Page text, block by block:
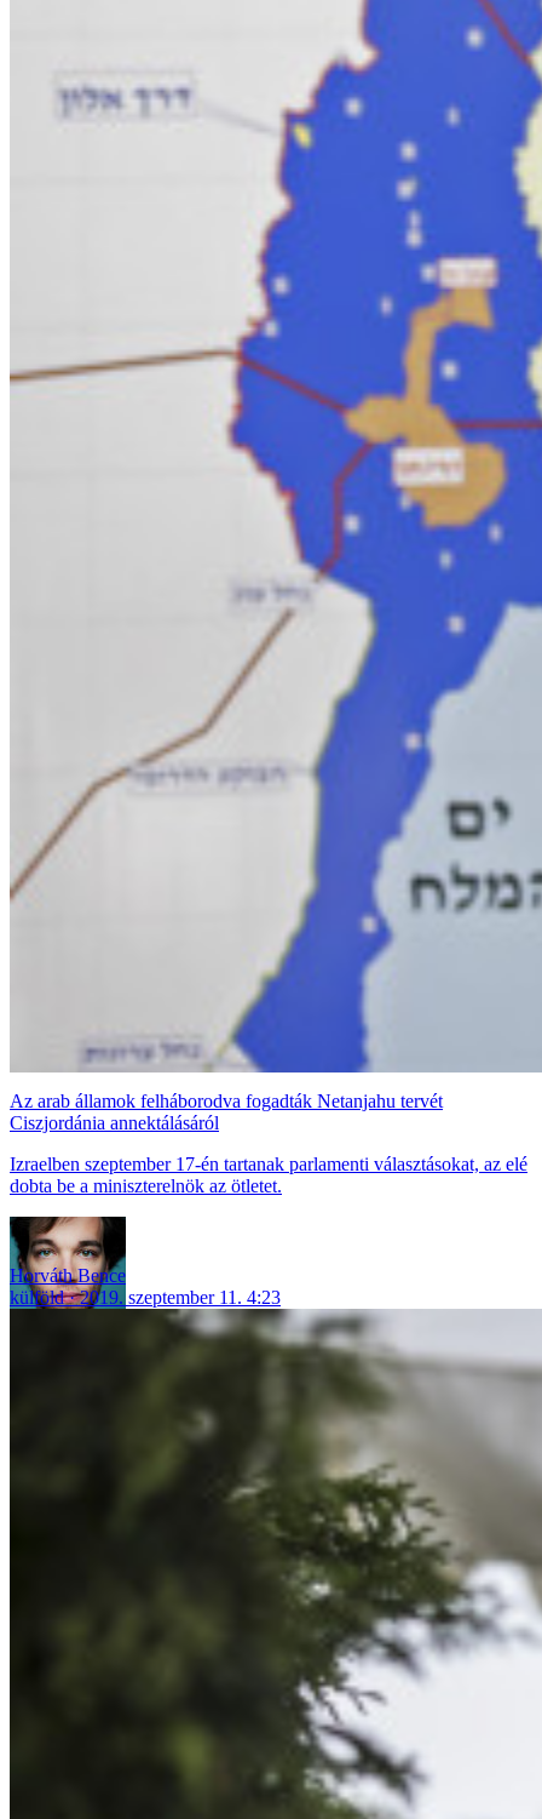
Az arab államok felháborodva fogadták Netanjahu tervét
Ciszjordánia annektálásáról
Izraelben szeptember 17-én tartanak parlamenti választásokat, az elé
dobta be a miniszterelnök az ötletet.
Horváth Bence
külföld
2019. szeptember 11. 4:23